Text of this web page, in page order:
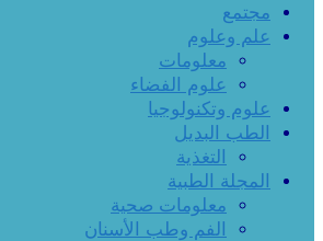
مجتمع
علم وعلوم
معلومات
علوم الفضاء
علوم وتكنولوجيا
الطب البديل
التغذية
المجلة الطبية
معلومات صحية
الفم وطب الأسنان